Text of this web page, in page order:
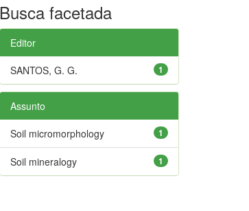
Busca facetada
Editor
1
SANTOS, G. G.
Assunto
1
Soil micromorphology
1
Soil mineralogy